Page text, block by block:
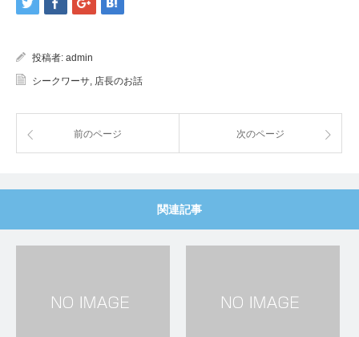
投稿者: admin
シークワーサ, 店長のお話
前のページ 次のページ
関連記事